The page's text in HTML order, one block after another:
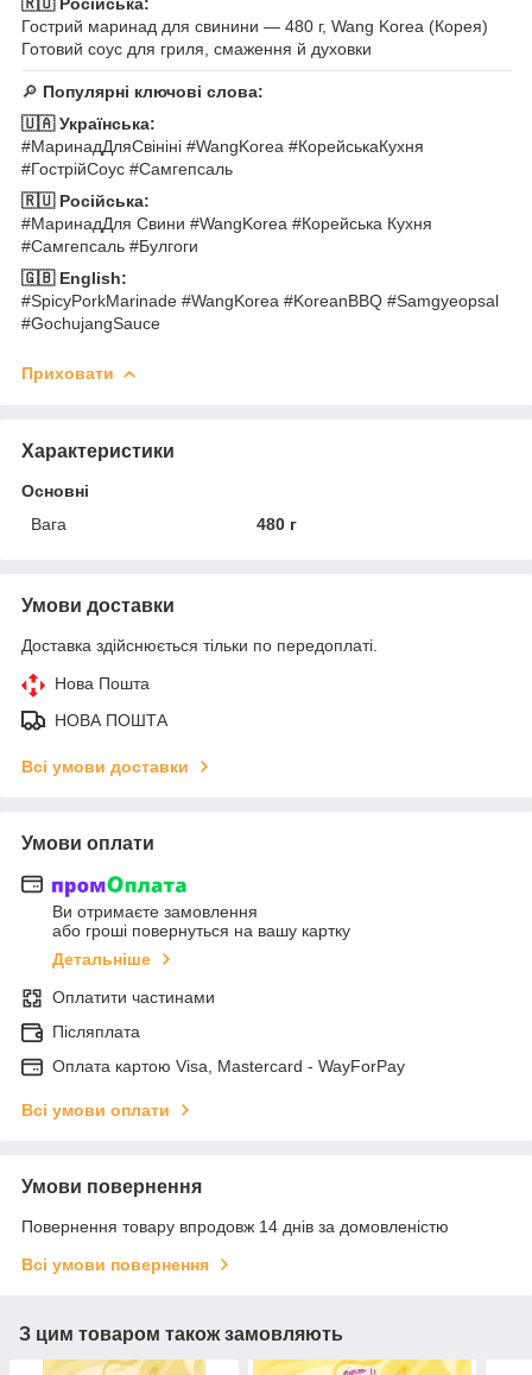
Гострий маринад для свинини — 480 г, Wang Korea (Корея)
Готовий соус для гриля, смаження й духовки
🔎 Популярні ключові слова:
🇺🇦 Українська:
#МаринадДляСвініні #WangKorea #КорейськаКухня
#ГострійСоус #Самгепсаль
🇷🇺 Російська:
#МаринадДля Свини #WangKorea #Корейська Кухня
#Самгепсаль #Булгоги
🇬🇧 English:
#SpicyPorkMarinade #WangKorea #KoreanBBQ #Samgyeopsal
#GochujangSauce
Приховати
Характеристики
Основні
Вага
480 г
Умови доставки
Доставка здійснюється тільки по передоплаті.
Нова Пошта
НОВА ПОШТА
Всі умови доставки
Умови оплати
Ви отримаєте замовлення
або гроші повернуться на вашу картку
Детальніше
Оплатити частинами
Післяплата
Оплата картою Visa, Mastercard - WayForPay
Всі умови оплати
Умови повернення
Повернення товару впродовж 14 днів за домовленістю
Всі умови повернення
З цим товаром також замовляють